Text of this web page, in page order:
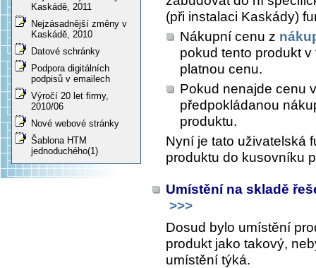
Kaskádě, 2011
Nejzásadnější změny v
Kaskádě, 2010
Datové schránky
Podpora digitálních
podpisů v emailech
Výročí 20 let firmy,
2010/06
Nové webové stránky
Šablona HTM
jednoduchého(1)
(při instalaci Kaskády)
Nákupní cenu z
pokud tento produkt
platnou cenu.
Pokud nenajde cenu
předpokládanou
produktu.
Nyní je tato uživatelská
produktu do kusovníku
Umístění na skladě
>>>
Dosud bylo umístění
produkt jako takový,
umístění týká.